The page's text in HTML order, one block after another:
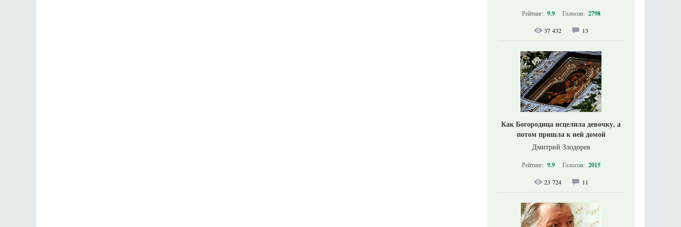
Рейтинг: 9.9 Голосов: 2798
37 432 13
Как Богородица исцелила девочку, а
потом пришла к ней домой
Дмитрий Злодорев
Рейтинг: 9.9 Голосов: 2015
23 724 11